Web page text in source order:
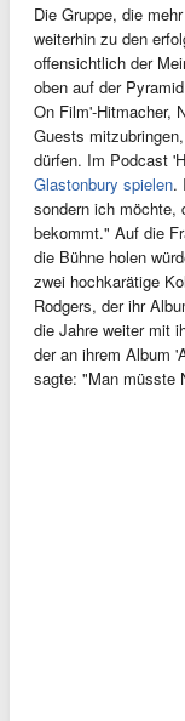
Die Gruppe, die
weiterhin zu den
offensichtlich der
oben auf der
On Film'-Hitmacher,
Guests
dürfen. Im Podcast
Glastonbury spielen.
sondern ich möchte,
bekommt." Auf die
die Bühne holen
zwei hochkarätige
Rodgers, der ihr
die Jahre weiter mit
der an ihrem Album
sagte: "Man müsste